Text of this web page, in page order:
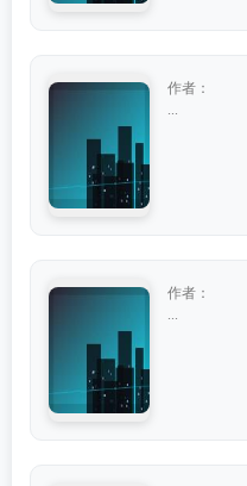
作者：
作者：